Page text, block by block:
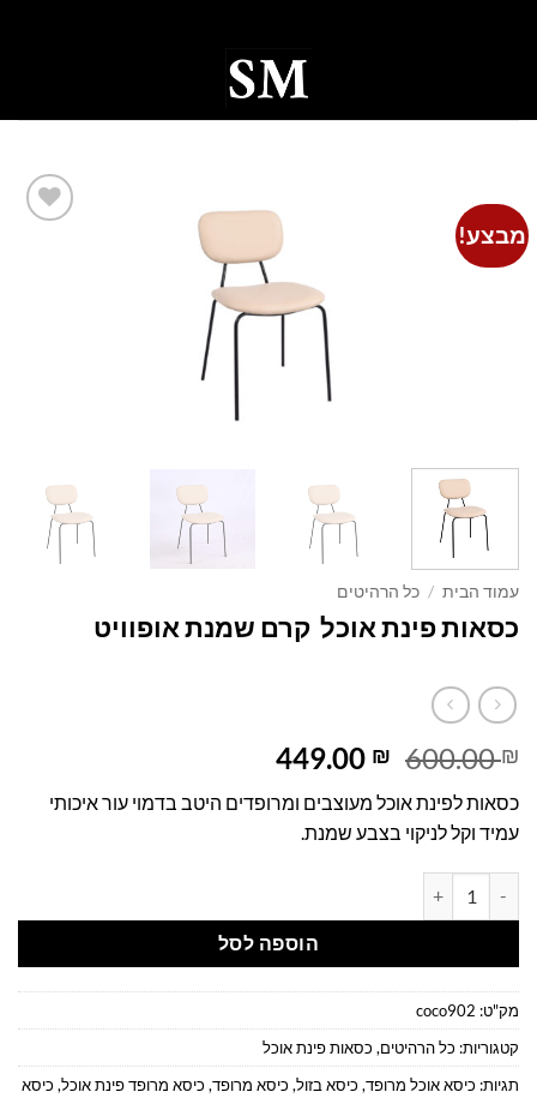
מבצע!
עמוד הבית / כל הרהיטים
כסאות פינת אוכל קרם שמנת אופוויט
600.00₪
המחיר
היה:
600.00 ₪.
449.00 ₪
המחיר
הוא:
כסאות לפינת אוכל מעוצבים ומרופדים היטב בדמוי עור איכותי
עמיד וקל לניקוי בצבע שמנת.
הוספה לסל
מק"ט: coco902
קטגוריות: כל הרהיטים, כסאות פינת אוכל
תגיות: כיסא אוכל מרופד, כיסא בזול, כיסא מרופד, כיסא מרופד פינת אוכל, כיסא